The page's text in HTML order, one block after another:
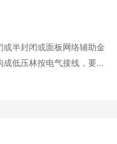
半封闭或面板网络辅助金
低压林按电气接线，要求